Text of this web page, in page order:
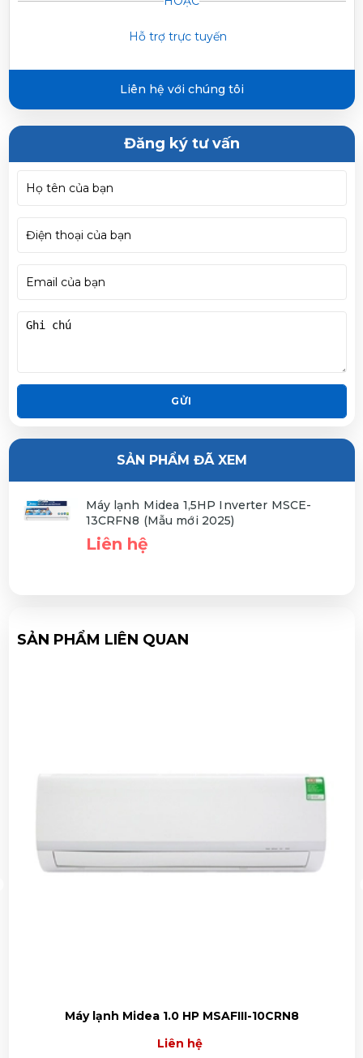
Inverter MSCE-13CRFN8 (Mẫu mới 2025)
1,5HP Inverter MSCE-13CRFN8 (Mẫu mới 2025)
Hỗ trợ trực tuyến
Liên hệ với chúng tôi
Đăng ký tư vấn
GỬI
SẢN PHẨM ĐÃ XEM
Máy lạnh Midea 1,5HP Inverter MSCE-
13CRFN8 (Mẫu mới 2025)
Liên hệ
SẢN PHẨM LIÊN QUAN
Máy lạnh Midea 1.0 HP MSAFIII-10CRN8
Liên hệ